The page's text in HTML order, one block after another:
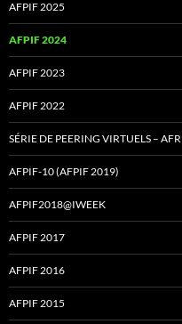
AFPIF 2025
AFPIF 2024
AFPIF 2023
AFPIF 2022
SÉRIE DE PEERING VIRTUELS –
AFPIF-10 (AFPIF 2019)
AFPIF2018@IWEEK
AFPIF 2017
AFPIF 2016
AFPIF 2015